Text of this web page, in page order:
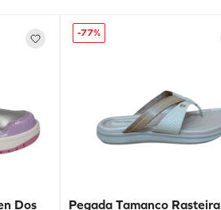
Dos
-77%
Pegada Tamanco Rasteira